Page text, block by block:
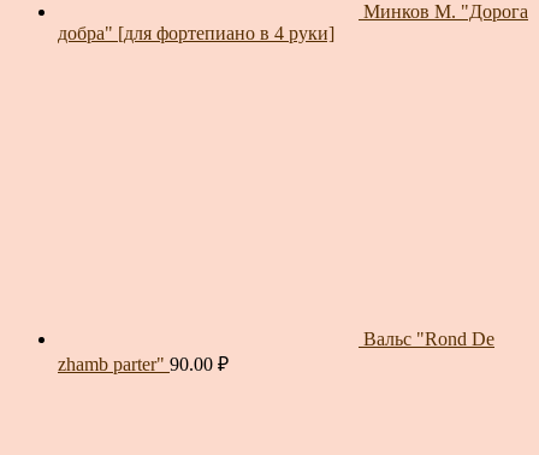
Минков М. "Дорога
добра" [для фортепиано в 4 руки]
Вальс "Rond De
zhamb parter" 90.00 ₽